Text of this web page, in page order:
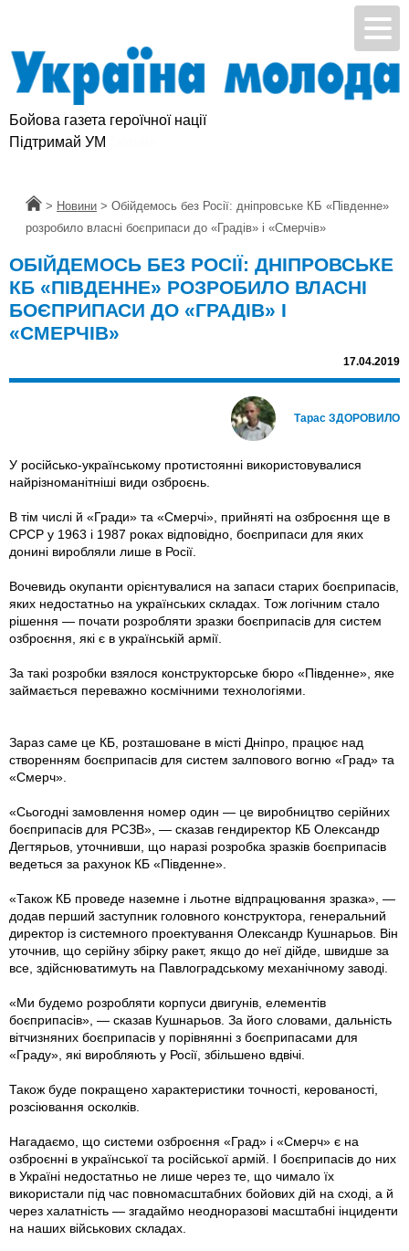
Бойова газета героїчної нації
Підтримай УМ
Головна
> Новини > Обійдемось без Росії: дніпровське КБ «Південне»
розробило власні боєприпаси до «Градів» i «Смерчів»
ОБІЙДЕМОСЬ БЕЗ РОСІЇ: ДНІПРОВСЬКЕ
КБ «ПІВДЕННЕ» РОЗРОБИЛО ВЛАСНІ
БОЄПРИПАСИ ДО «ГРАДІВ» I
«СМЕРЧІВ»
17.04.2019
Тарас ЗДОРОВИЛО
У російсько-українському протистоянні використовувалися
найрізноманітніші види озброєнь.
В тім числі й «Гради» та «Смерчі», прийняті на озброєння ще в
СРСР у 1963 і 1987 роках відповідно, боєприпаси для яких
донині виробляли лише в Росії.
Вочевидь окупанти орієнтувалися на запаси старих боєприпасів,
яких недостатньо на українських складах. Тож логічним стало
рішення — почати розробляти зразки боєприпасів для систем
озброєння, які є в українській армії.
За такі розробки взялося конструкторське бюро «Південне», яке
займається переважно космічними технологіями.
Зараз саме це КБ, розташоване в місті Дніпро, працює над
створенням боєприпасів для систем залпового вогню «Град» та
«Смерч».
«Сьогодні замовлення номер один — це виробництво серійних
боєприпасів для РСЗВ», — сказав гендиректор КБ Олександр
Дегтярьов, уточнивши, що наразі розробка зразків боєприпасів
ведеться за рахунок КБ «Південне».
«Також КБ проведе наземне і льотне відпрацювання зразка», —
додав перший заступник головного конструктора, генеральний
директор iз системного проектування Олександр Кушнарьов. Він
уточнив, що серійну збірку ракет, якщо до неї дійде, швидше за
все, здійснюватимуть на Павлоградському механічному заводі.
«Ми будемо розробляти корпуси двигунів, елементів
боєприпасів», — сказав Кушнарьов. За його словами, дальність
вітчизняних боєприпасiв у порівнянні з боєприпасами для
«Граду», які виробляють у Росії, збільшено вдвічі.
Також буде покращено характеристики точності, керованості,
розсіювання осколків.
Нагадаємо, що системи озброєння «Град» i «Смерч» є на
озброєнні в української та російської армій. І боєприпасів до них
в Україні недостатньо не лише через те, що чимало їх
використали під час повномасштабних бойових дій на сході, а й
через халатність — згадаймо неодноразові масштабні інциденти
на наших військових складах.